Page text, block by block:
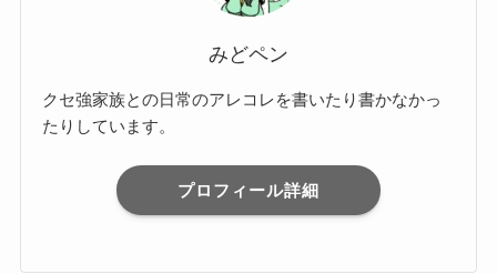
みどペン
クセ強家族との日常のアレコレを書いたり書かなかっ
たりしています。
プロフィール詳細